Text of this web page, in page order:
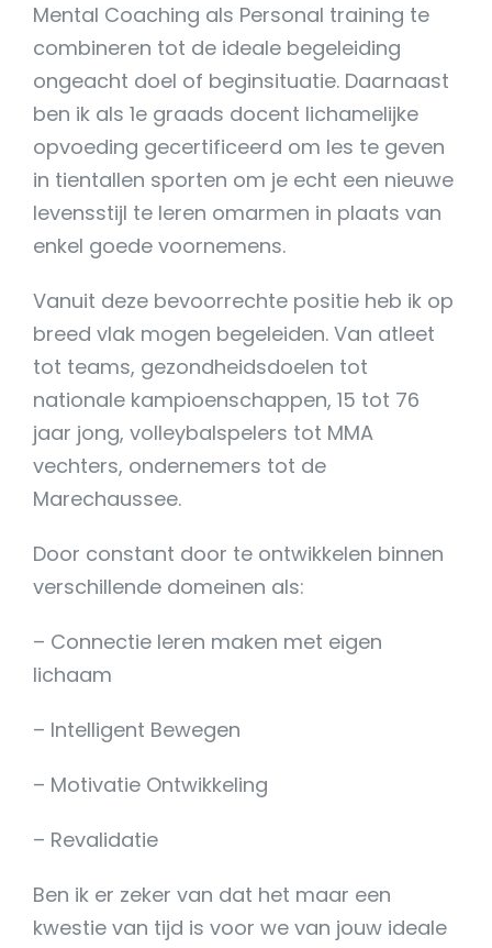
Mental Coaching als Personal training te
combineren tot de ideale begeleiding
ongeacht doel of beginsituatie. Daarnaast
ben ik als 1e graads docent lichamelijke
opvoeding gecertificeerd om les te geven
in tientallen sporten om je echt een nieuwe
levensstijl te leren omarmen in plaats van
enkel goede voornemens.
Vanuit deze bevoorrechte positie heb ik op
breed vlak mogen begeleiden. Van atleet
tot teams, gezondheidsdoelen tot
nationale kampioenschappen, 15 tot 76
jaar jong, volleybalspelers tot MMA
vechters, ondernemers tot de
Marechaussee.
Door constant door te ontwikkelen binnen
verschillende domeinen als:
– Connectie leren maken met eigen
lichaam
– Intelligent Bewegen
– Motivatie Ontwikkeling
– Revalidatie
Ben ik er zeker van dat het maar een
kwestie van tijd is voor we van jouw ideale